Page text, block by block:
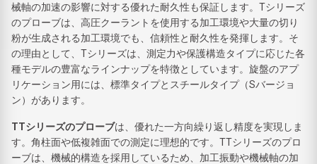
械軸の加速の影響に対する優れた耐久性も保証します。Tシリーズ
のプローブは、高圧クーラントを使用する加工環境や大量の切り
粉が生成される加工環境でも、信頼性と耐久性を発揮します。そ
の理由として、Tシリーズは、測定力や保護構造タイプに応じた各
種モデルの豊富なラインナップを特徴としています。旋盤のアプ
リケーション用には、標準タイプとスチールタイプ（Sバージョ
ン）があります。
TTシリーズのプローブは、優れた一方向繰り返し精度を実現しま
す。角柱面や低複雑面での測定に理想的です。TTシリーズのプロ
ーブは、機械的構造を採用しているため、加工振動や機械軸の加